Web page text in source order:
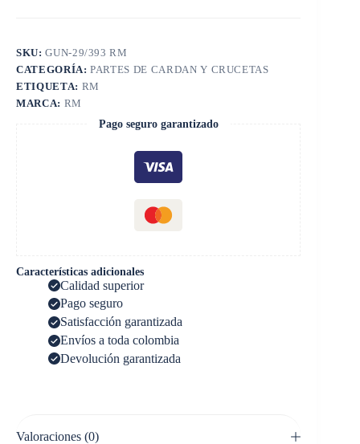
SKU:GUN-29/393 RM
CATEGORÍA:PARTES DE CARDAN Y CRUCETAS
ETIQUETA: RM
MARCA: RM
Pago seguro garantizado
Características adicionales
Calidad superior
Pago seguro
Satisfacción garantizada
Envíos a toda colombia
Devolución garantizada
Valoraciones (0)